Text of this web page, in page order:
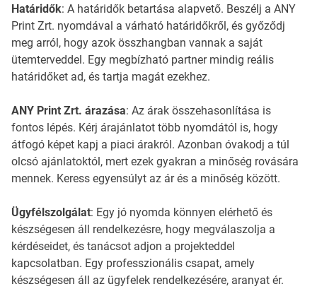
Határidők: A határidők betartása alapvető. Beszélj a ANY
Print Zrt. nyomdával a várható határidőkről, és győződj
meg arról, hogy azok összhangban vannak a saját
ütemterveddel. Egy megbízható partner mindig reális
határidőket ad, és tartja magát ezekhez.
ANY Print Zrt. árazása: Az árak összehasonlítása is
fontos lépés. Kérj árajánlatot több nyomdától is, hogy
átfogó képet kapj a piaci árakról. Azonban óvakodj a túl
olcsó ajánlatoktól, mert ezek gyakran a minőség rovására
mennek. Keress egyensúlyt az ár és a minőség között.
Ügyfélszolgálat: Egy jó nyomda könnyen elérhető és
készségesen áll rendelkezésre, hogy megválaszolja a
kérdéseidet, és tanácsot adjon a projekteddel
kapcsolatban. Egy professzionális csapat, amely
készségesen áll az ügyfelek rendelkezésére, aranyat ér.